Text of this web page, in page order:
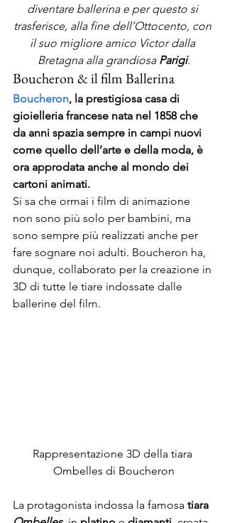
diventare ballerina e per questo si
trasferisce, alla fine dell’Ottocento, con
il suo migliore amico Victor dalla
Bretagna alla grandiosa Parigi.
Boucheron & il film Ballerina
Boucheron, la prestigiosa casa di
gioielleria francese nata nel 1858 che
da anni spazia sempre in campi nuovi
come quello dell’arte e della moda, è
ora approdata anche al mondo dei
cartoni animati.
Si sa che ormai i film di animazione
non sono più solo per bambini, ma
sono sempre più realizzati anche per
fare sognare noi adulti. Boucheron ha,
dunque, collaborato per la creazione in
3D di tutte le tiare indossate dalle
ballerine del film.
Rappresentazione 3D della tiara
Ombelles di Boucheron
La protagonista indossa la famosa tiara